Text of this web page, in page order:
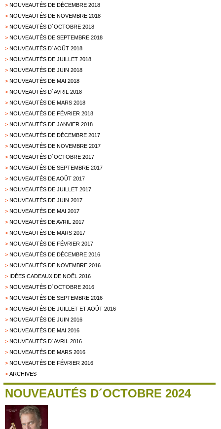
> NOUVEAUTÉS DE DÉCEMBRE 2018
> NOUVEAUTÉS DE NOVEMBRE 2018
> NOUVEAUTÉS D´OCTOBRE 2018
> NOUVEAUTÉS DE SEPTEMBRE 2018
> NOUVEAUTÉS D´AOÛT 2018
> NOUVEAUTÉS DE JUILLET 2018
> NOUVEAUTÉS DE JUIN 2018
> NOUVEAUTÉS DE MAI 2018
> NOUVEAUTÉS D´AVRIL 2018
> NOUVEAUTÉS DE MARS 2018
> NOUVEAUTÉS DE FÉVRIER 2018
> NOUVEAUTÉS DE JANVIER 2018
> NOUVEAUTÉS DE DÉCEMBRE 2017
> NOUVEAUTÉS DE NOVEMBRE 2017
> NOUVEAUTÉS D´OCTOBRE 2017
> NOUVEAUTÉS DE SEPTEMBRE 2017
> NOUVEAUTÉS DE AOÛT 2017
> NOUVEAUTÉS DE JUILLET 2017
> NOUVEAUTÉS DE JUIN 2017
> NOUVEAUTÉS DE MAI 2017
> NOUVEAUTÉS DE AVRIL 2017
> NOUVEAUTÉS DE MARS 2017
> NOUVEAUTÉS DE FÉVRIER 2017
> NOUVEAUTÉS DE DÉCEMBRE 2016
> NOUVEAUTÉS DE NOVEMBRE 2016
> IDÉES CADEAUX DE NOËL 2016
> NOUVEAUTÉS D´OCTOBRE 2016
> NOUVEAUTÉS DE SEPTEMBRE 2016
> NOUVEAUTÉS DE JUILLET ET AOÛT 2016
> NOUVEAUTÉS DE JUIN 2016
> NOUVEAUTÉS DE MAI 2016
> NOUVEAUTÉS D´AVRIL 2016
> NOUVEAUTÉS DE MARS 2016
> NOUVEAUTÉS DE FÉVRIER 2016
> ARCHIVES
NOUVEAUTÉS D´OCTOBRE 2024